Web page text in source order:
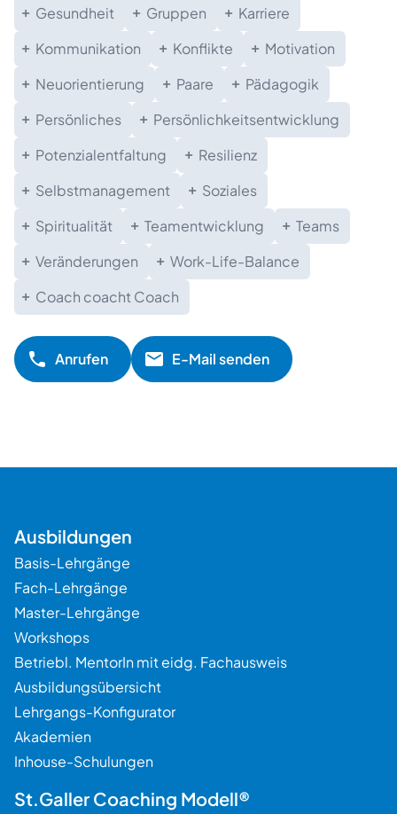
Gesundheit
Gruppen
Karriere
Kommunikation
Konflikte
Motivation
Neuorientierung
Paare
Pädagogik
Persönliches
Persönlichkeitsentwicklung
Potenzialentfaltung
Resilienz
Selbstmanagement
Soziales
Spiritualität
Teamentwicklung
Teams
Veränderungen
Work-Life-Balance
Coach coacht Coach
Anrufen E-Mail senden
Ausbildungen
Basis-Lehrgänge
Fach-Lehrgänge
Master-Lehrgänge
Workshops
Betriebl. MentorIn mit eidg. Fachausweis
Ausbildungsübersicht
Lehrgangs-Konfigurator
Akademien
Inhouse-Schulungen
St.Galler Coaching Modell®